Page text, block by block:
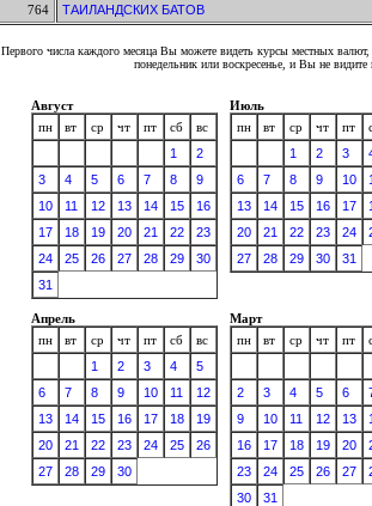
764
ТАИЛАНДСКИХ БАТОВ
Первого числа каждого месяца Вы можете видеть курсы местных
понедельник или воскресенье, и Вы не
Август
пн
вт ср чт пт сб
вс
1
2
3
4 5 6 7 8
9
10
11 12 13 14 15
16
17
18 19 20 21 22
23
24
25 26 27 28 29
30
31
Июль
пн
вт ср чт пт
1
2 3
6
7 8 9 10
13
14 15 16 17
20
21 22 23 24
27
28 29 30 31
Апрель
пн
вт ср чт пт сб
вс
1
2 3 4
5
6
7 8 9 10 11
12
13
14 15 16 17 18
19
20
21 22 23 24 25
26
27
28 29 30
Март
пн
вт ср чт пт
2 3 4 5 6
9
10 11 12 13
16
17 18 19 20
23
24 25 26 27
30
31